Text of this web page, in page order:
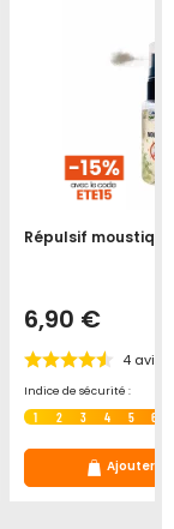
Répulsif
6,90 €
4 avis
Indice de sécurité :
1 2 3 4 5 6
Ajouter